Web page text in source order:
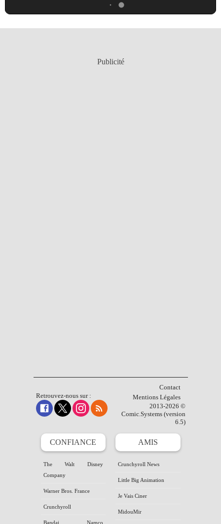
Publicité
Retrouvez-nous sur :
Contact
Mentions Légales
2013-2026 ©
Comic.Systems (version
6.5)
CONFIANCE
The Walt Disney
Company
Warner Bros. France
Crunchyroll
Bandai Namco
AMIS
Crunchyroll News
Little Big Animation
Je Vais Ciner
MidouMir